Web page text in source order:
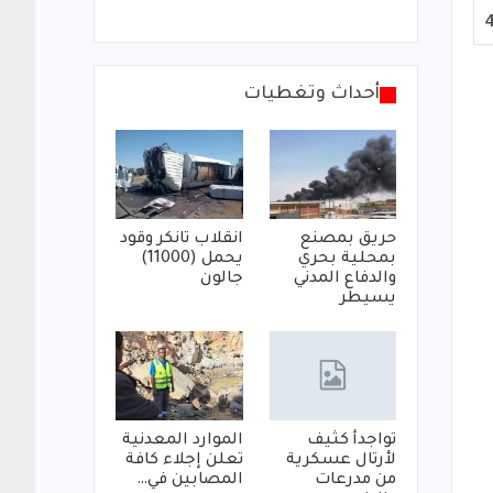
أحداث وتغطيات
حريق بمصنع
بمحلية بحري
والدفاع المدني
يسيطر
انقلاب تانكر وقود
يحمل (11000)
جالون
تواجدأ كثيف
لأرتال عسكرية
من مدرعات
الموارد المعدنية
تعلن إجلاء كافة
المصابين في…